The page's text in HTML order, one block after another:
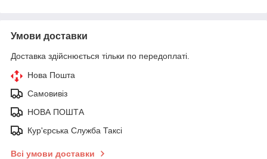
Умови доставки
Доставка здійснюється тільки по передоплаті.
Нова Пошта
Самовивіз
НОВА ПОШТА
Кур'єрська Служба Таксі
Всі умови доставки